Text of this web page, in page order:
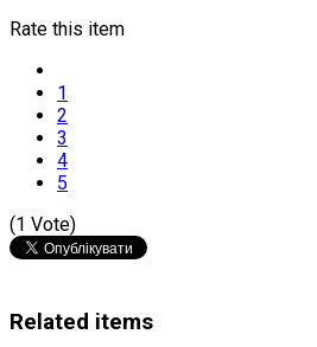
Rate this item
1
2
3
4
5
(1 Vote)
Related items